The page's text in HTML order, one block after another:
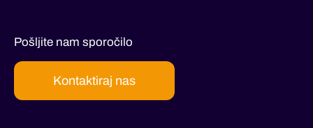
Pošljite nam sporočilo
Kontaktiraj nas